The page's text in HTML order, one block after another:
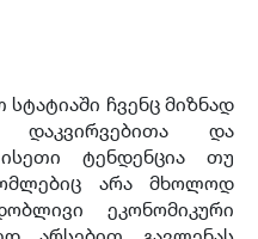
ჩვენც მიზნად
დაკვირვებითა და
ტენდენცია თუ
არა მხოლოდ
ეკონომიკური